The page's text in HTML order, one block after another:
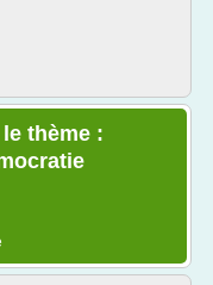
thème :